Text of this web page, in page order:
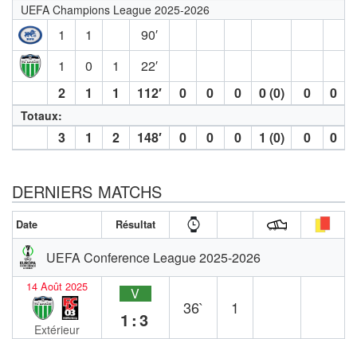
UEFA Champions League 2025-2026
1 1
90′
1
0 1
22′
2
1 1 112′ 0 0 0 0 (0) 0 0
Totaux:
3 1 2 148′ 0 0 0 1 (0) 0 0
DERNIERS MATCHS
Date Résultat
UEFA Conference League 2025-2026
14 Août 2025
Extérieur
V
1:3
36` 1